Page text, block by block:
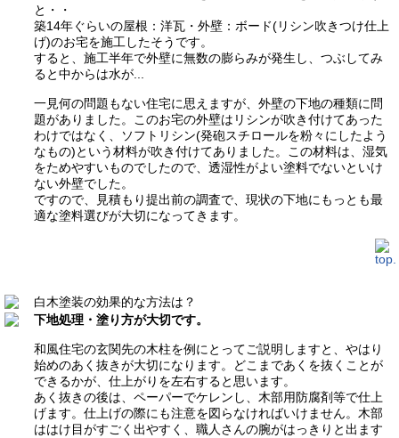
と・・
築14年ぐらいの屋根：洋瓦・外壁：ボード(リシン吹きつけ仕上
げ)のお宅を施工したそうです。
すると、施工半年で外壁に無数の膨らみが発生し、つぶしてみ
ると中からは水が...
一見何の問題もない住宅に思えますが、外壁の下地の種類に問
題がありました。このお宅の外壁はリシンが吹き付けてあった
わけではなく、ソフトリシン(発砲スチロールを粉々にしたよう
なもの)という材料が吹き付けてありました。この材料は、湿気
をためやすいものでしたので、透湿性がよい塗料でないといけ
ない外壁でした。
ですので、見積もり提出前の調査で、現状の下地にもっとも最
適な塗料選びが大切になってきます。
白木塗装の効果的な方法は？
下地処理・塗り方が大切です。
和風住宅の玄関先の木柱を例にとってご説明しますと、やはり
始めのあく抜きが大切になります。どこまであくを抜くことが
できるかが、仕上がりを左右すると思います。
あく抜きの後は、ペーパーでケレンし、木部用防腐剤等で仕上
げます。仕上げの際にも注意を図らなければいけません。木部
ははけ目がすごく出やすく、職人さんの腕がはっきりと出ます